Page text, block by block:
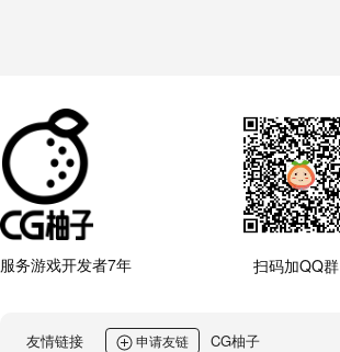
服务游戏开发者7年 扫码加QQ群
友情链接 申请友链 CG柚子